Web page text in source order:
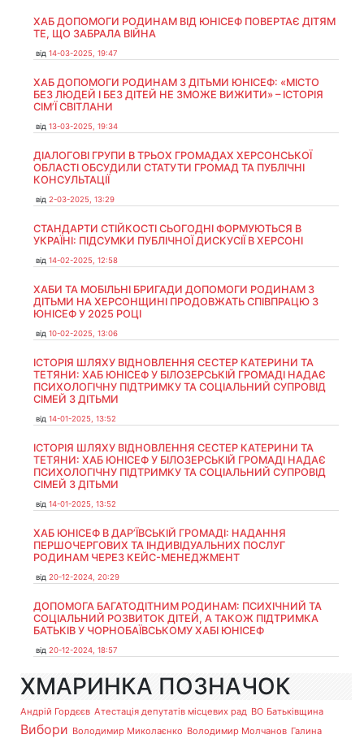
ХАБ ДОПОМОГИ РОДИНАМ ВІД ЮНІСЕФ ПОВЕРТАЄ ДІТЯМ
ТЕ, ЩО ЗАБРАЛА ВІЙНА
від 14-03-2025, 19:47
ХАБ ДОПОМОГИ РОДИНАМ З ДІТЬМИ ЮНІСЕФ: «МІСТО
БЕЗ ЛЮДЕЙ І БЕЗ ДІТЕЙ НЕ ЗМОЖЕ ВИЖИТИ» – ІСТОРІЯ
СІМʼЇ СВІТЛАНИ
від 13-03-2025, 19:34
ДІАЛОГОВІ ГРУПИ В ТРЬОХ ГРОМАДАХ ХЕРСОНСЬКОЇ
ОБЛАСТІ ОБСУДИЛИ СТАТУТИ ГРОМАД ТА ПУБЛІЧНІ
КОНСУЛЬТАЦІЇ
від 2-03-2025, 13:29
СТАНДАРТИ СТІЙКОСТІ СЬОГОДНІ ФОРМУЮТЬСЯ В
УКРАЇНІ: ПІДСУМКИ ПУБЛІЧНОЇ ДИСКУСІЇ В ХЕРСОНІ
від 14-02-2025, 12:58
ХАБИ ТА МОБІЛЬНІ БРИГАДИ ДОПОМОГИ РОДИНАМ З
ДІТЬМИ НА ХЕРСОНЩИНІ ПРОДОВЖАТЬ СПІВПРАЦЮ З
ЮНІСЕФ У 2025 РОЦІ
від 10-02-2025, 13:06
ІСТОРІЯ ШЛЯХУ ВІДНОВЛЕННЯ СЕСТЕР КАТЕРИНИ ТА
ТЕТЯНИ: ХАБ ЮНІСЕФ У БІЛОЗЕРСЬКІЙ ГРОМАДІ НАДАЄ
ПСИХОЛОГІЧНУ ПІДТРИМКУ ТА СОЦІАЛЬНИЙ СУПРОВІД
СІМЕЙ З ДІТЬМИ
від 14-01-2025, 13:52
ІСТОРІЯ ШЛЯХУ ВІДНОВЛЕННЯ СЕСТЕР КАТЕРИНИ ТА
ТЕТЯНИ: ХАБ ЮНІСЕФ У БІЛОЗЕРСЬКІЙ ГРОМАДІ НАДАЄ
ПСИХОЛОГІЧНУ ПІДТРИМКУ ТА СОЦІАЛЬНИЙ СУПРОВІД
СІМЕЙ З ДІТЬМИ
від 14-01-2025, 13:52
ХАБ ЮНІСЕФ В ДАР’ЇВСЬКІЙ ГРОМАДІ: НАДАННЯ
ПЕРШОЧЕРГОВИХ ТА ІНДИВІДУАЛЬНИХ ПОСЛУГ
РОДИНАМ ЧЕРЕЗ КЕЙС-МЕНЕДЖМЕНТ
від 20-12-2024, 20:29
ДОПОМОГА БАГАТОДІТНИМ РОДИНАМ: ПСИХІЧНИЙ ТА
СОЦІАЛЬНИЙ РОЗВИТОК ДІТЕЙ, А ТАКОЖ ПІДТРИМКА
БАТЬКІВ У ЧОРНОБАЇВСЬКОМУ ХАБІ ЮНІСЕФ
від 20-12-2024, 18:57
ХМАРИНКА ПОЗНАЧОК
Андрій Гордєєв Атестація депутатів місцевих рад ВО Батьківщина
Вибори Володимир Миколаєнко Володимир Молчанов Галина